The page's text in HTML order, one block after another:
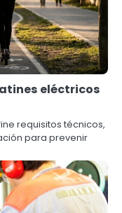
eléctricos
requisitos técnicos,
para prevenir